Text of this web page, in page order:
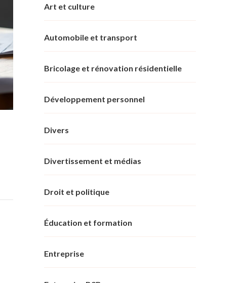
Art et culture
Automobile et transport
Bricolage et rénovation résidentielle
Développement personnel
Divers
Divertissement et médias
Droit et politique
Éducation et formation
Entreprise